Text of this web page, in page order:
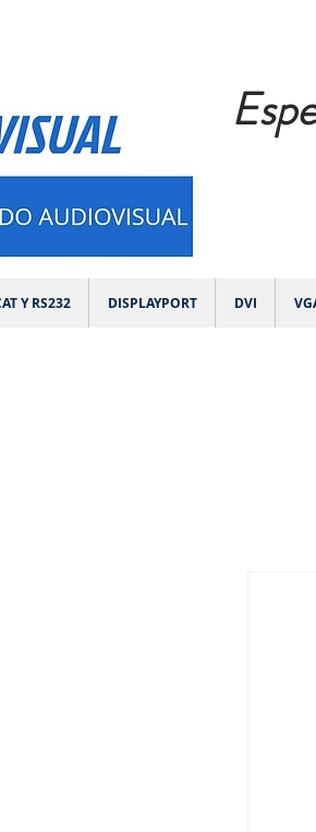
Y RS232 DISPLAYPORT DVI